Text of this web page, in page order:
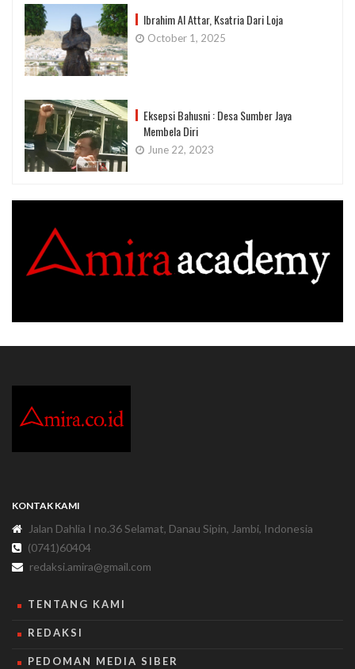
Ibrahim Al Attar, Ksatria Dari Loja
October 1, 2025
Eksepsi Bahusni : Desa Sumber Jaya
Membela Diri
June 22, 2023
KONTAK KAMI
Jalan Dahlia I no.36 Selamat, Danau Sipin, Jambi, Indonesia
(0741)60404
redaksi.amira@gmail.com
TENTANG KAMI
REDAKSI
PEDOMAN MEDIA SIBER